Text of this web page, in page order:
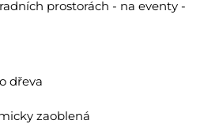
prostorách - na eventy -
dřeva
zaoblená